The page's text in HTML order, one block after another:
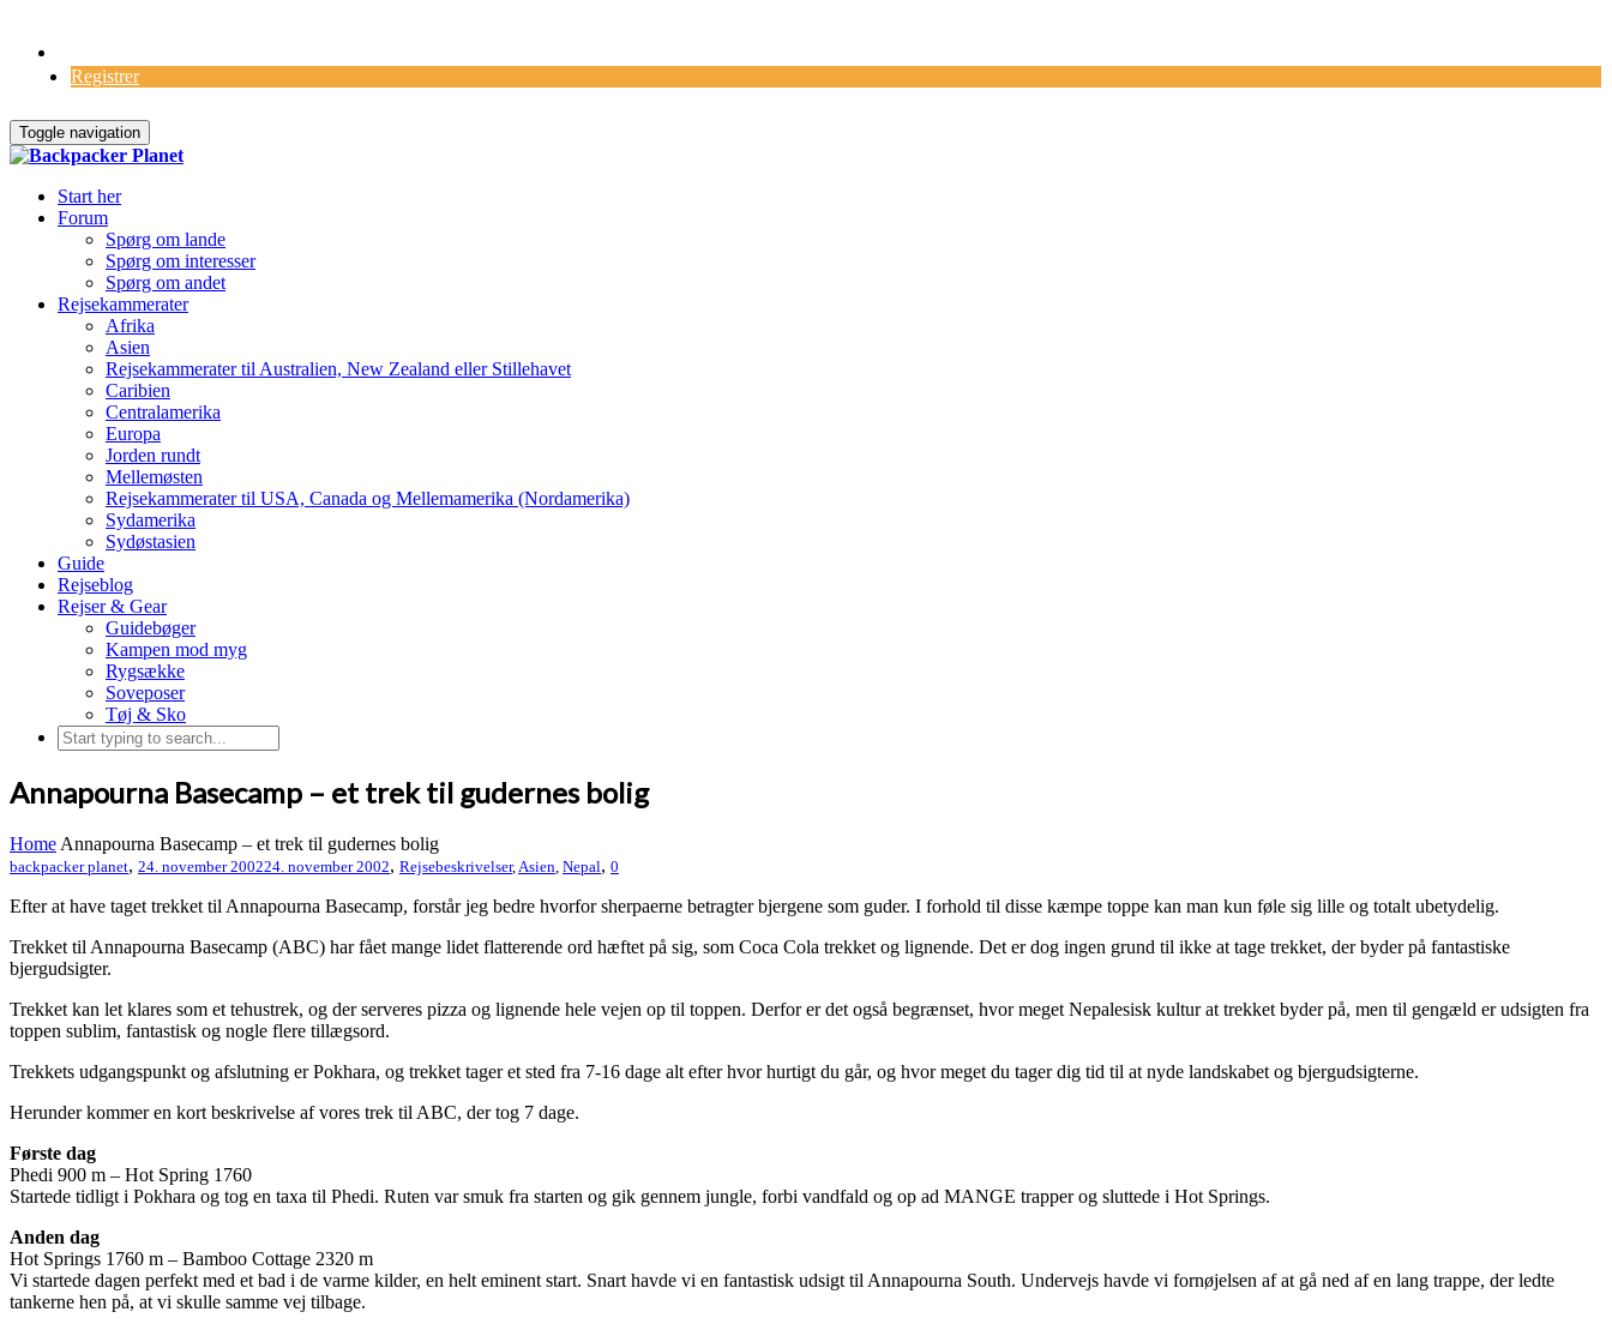
Registrer
Toggle navigation
Start her
Forum
Spørg om lande
Spørg om interesser
Spørg om andet
Rejsekammerater
Afrika
Asien
Rejsekammerater til Australien, New Zealand eller Stillehavet
Caribien
Centralamerika
Europa
Jorden rundt
Mellemøsten
Rejsekammerater til USA, Canada og Mellemamerika (Nordamerika)
Sydamerika
Sydøstasien
Guide
Rejseblog
Rejser & Gear
Guidebøger
Kampen mod myg
Rygsække
Soveposer
Tøj & Sko
Annapourna Basecamp – et trek til gudernes bolig
Home Annapourna Basecamp – et trek til gudernes bolig
backpacker planet, 24. november 200224. november 2002, Rejsebeskrivelser, Asien Nepal, 0
Efter at have taget trekket til Annapourna Basecamp, forstår jeg bedre hvorfor sherpaerne betragter bjergene som guder. I forhold til disse kæmpe toppe kan man kun føle sig lille og totalt ubetydelig.
Trekket til Annapourna Basecamp (ABC) har fået mange lidet flatterende ord hæftet på sig, som Coca Cola trekket og lignende. Det er dog ingen grund til ikke at tage trekket, der byder på fantastiske
bjergudsigter.
Trekket kan let klares som et tehustrek, og der serveres pizza og lignende hele vejen op til toppen. Derfor er det også begrænset, hvor meget Nepalesisk kultur at trekket byder på, men til gengæld er udsigten fra
toppen sublim, fantastisk og nogle flere tillægsord.
Trekkets udgangspunkt og afslutning er Pokhara, og trekket tager et sted fra 7-16 dage alt efter hvor hurtigt du går, og hvor meget du tager dig tid til at nyde landskabet og bjergudsigterne.
Herunder kommer en kort beskrivelse af vores trek til ABC, der tog 7 dage.
Første dag
Phedi 900 m – Hot Spring 1760
Startede tidligt i Pokhara og tog en taxa til Phedi. Ruten var smuk fra starten og gik gennem jungle, forbi vandfald og op ad MANGE trapper og sluttede i Hot Springs.
Anden dag
Hot Springs 1760 m – Bamboo Cottage 2320 m
Vi startede dagen perfekt med et bad i de varme kilder, en helt eminent start. Snart havde vi en fantastisk udsigt til Annapourna South. Undervejs havde vi fornøjelsen af at gå ned af en lang trappe, der ledte
tankerne hen på, at vi skulle samme vej tilbage.